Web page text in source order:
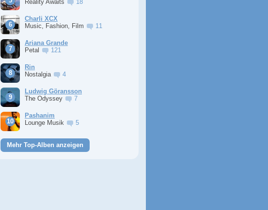
Reality Awaits
18
Charli XCX
Music, Fashion, Film
11
Ariana Grande
Petal
121
Rin
Nostalgia
4
Ludwig Göransson
The Odyssey
7
Pashanim
Lounge Musik
5
Mehr Top-Alben anzeigen